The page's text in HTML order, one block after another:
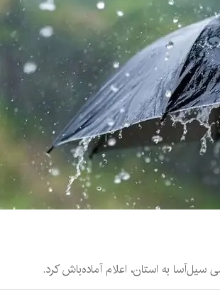
سیل‌آسا به استان، اعلام آماده‌باش کرد.